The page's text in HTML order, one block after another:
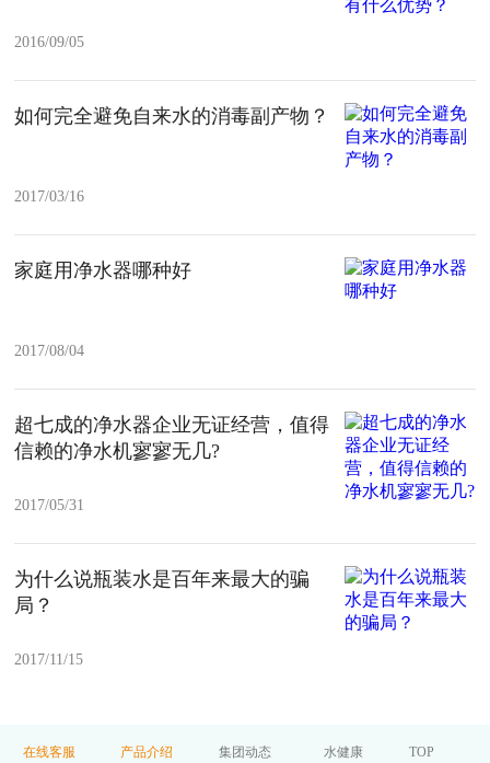
2016/09/05
如何完全避免自来水的消毒副产物？
2017/03/16
家庭用净水器哪种好
2017/08/04
超七成的净水器企业无证经营，值得
信赖的净水机寥寥无几?
2017/05/31
为什么说瓶装水是百年来最大的骗
局？
2017/11/15
在线客服 产品介绍 集团动态 水健康 TOP